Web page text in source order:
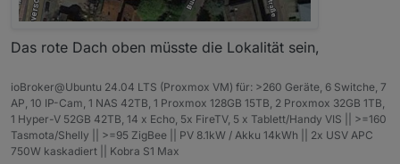
Das rote Dach oben müsste die Lokalität sein,
ioBroker@Ubuntu 24.04 LTS (Proxmox VM) für: >260 Geräte, 6 Switche, 7
AP, 10 IP-Cam, 1 NAS 42TB, 1 Proxmox 128GB 15TB, 2 Proxmox 32GB 1TB,
1 Hyper-V 52GB 42TB, 14 x Echo, 5x FireTV, 5 x Tablett/Handy VIS || >=160
Tasmota/Shelly || >=95 ZigBee || PV 8.1kW / Akku 14kWh || 2x USV APC
750W kaskadiert || Kobra S1 Max